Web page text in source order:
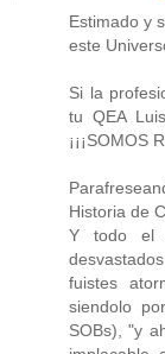
Estimado y
este
Si la
tu QEA
¡¡¡SOMOS
Historia de
Y todo el
fuistes
siendolo
SOBs), "y